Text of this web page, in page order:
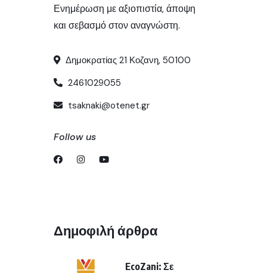
Ενημέρωση με αξιοπιστία, άποψη
και σεβασμό στον αναγνώστη.
Δημοκρατίας 21 Κοζανη, 50100
2461029055
tsaknaki@otenet.gr
Follow us
Δημοφιλή άρθρα
EcoZani: Σε